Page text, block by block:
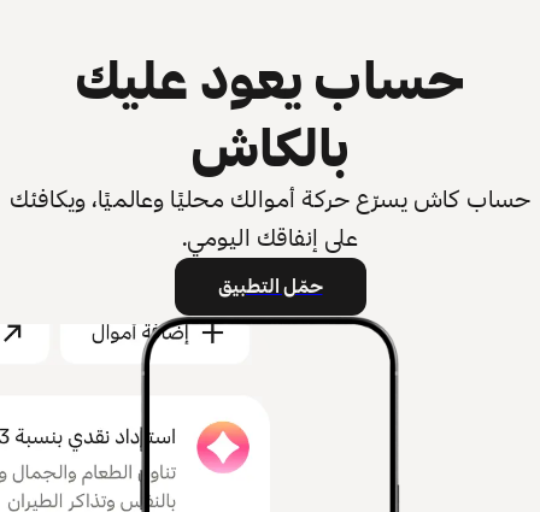
حساب يعود عليك
بالكاش
حساب كاش يسرّع حركة أموالك محليًا وعالميًا، ويكافئك
على إنفاقك اليومي.
حمّل التطبيق